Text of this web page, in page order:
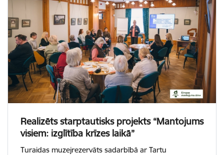
Realizēts starptautisks projekts “Mantojums
visiem: izglītība krīzes laikā”
Turaidas muzejrezervāts sadarbībā ar Tartu